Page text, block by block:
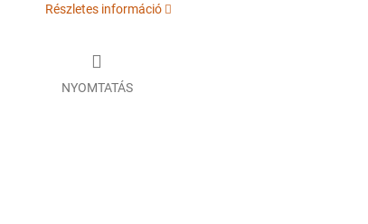
Részletes információ
NYOMTATÁS